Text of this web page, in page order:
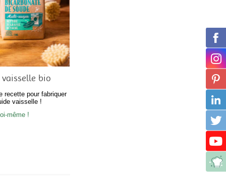
bio
recette pour fabriquer
vaisselle !
même !